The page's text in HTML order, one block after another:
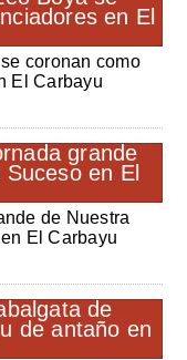
coronan como
El Carbayu
de Nuestra
El Carbayu